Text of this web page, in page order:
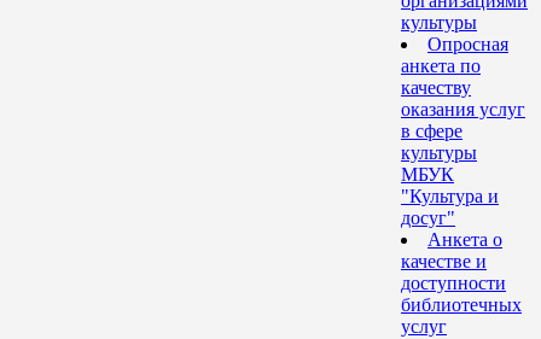
культуры
Опросная
анкета по
качеству
оказания услуг
в сфере
культуры
МБУК
"Культура и
досуг"
Анкета о
качестве и
доступности
библиотечных
услуг